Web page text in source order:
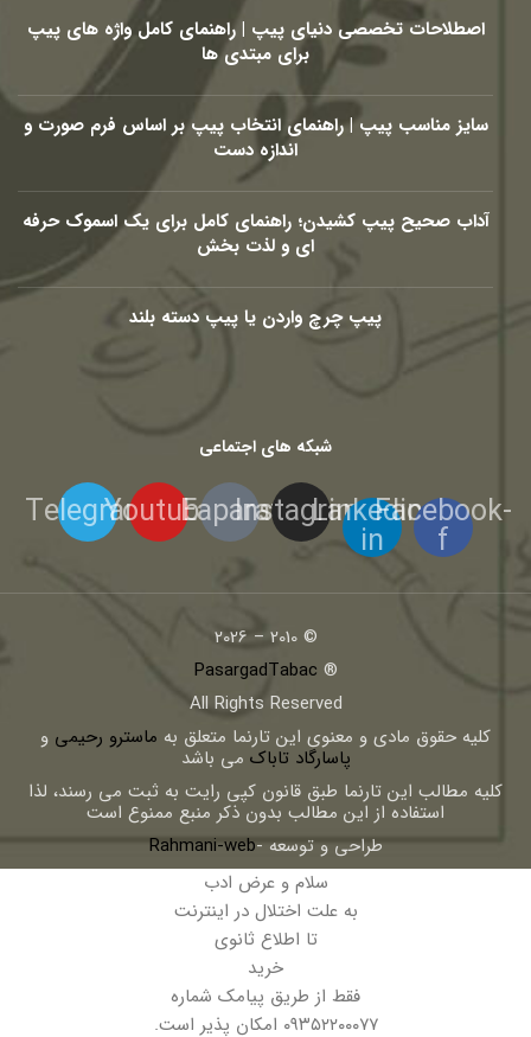
اصطلاحات تخصصی دنیای پیپ | راهنمای کامل واژه های پیپ
برای مبتدی ها
سایز مناسب پیپ | راهنمای انتخاب پیپ بر اساس فرم صورت و
اندازه دست
آداب صحیح پیپ کشیدن؛ راهنمای کامل برای یک اسموک حرفه
ای و لذت بخش
پیپ چرچ واردن یا پیپ دسته بلند
شبکه های اجتماعی
Facebook-
f
Linkedin-
in
Instagram
Eaparat
Youtube
Telegram
© 2010 – 2026
®
PasargadTabac
All Rights Reserved
كليه حقوق مادی و معنوی اين تارنما متعلق به ماسترو رحیمی و
پاسارگاد تاباک می باشد
کلیه مطالب این تارنما طبق قانون کپی رایت به ثبت می رسند، لذا
استفاده از این مطالب بدون ذکر منبع ممنوع است
طراحی و توسعه -Rahmani-web
سلام و عرض ادب
به علت اختلال در اینترنت
تا اطلاع ثانوی
خرید
فقط از طریق پیامک شماره
۰۹۳۵۲۲۰۰۰۷۷ امکان پذیر است.